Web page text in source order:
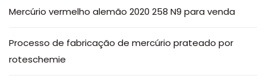
Mercúrio vermelho alemão 2020 258 N9 para venda
Processo de fabricação de mercúrio prateado por
roteschemie